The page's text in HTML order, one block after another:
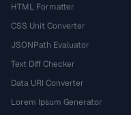
HTML Formatter
CSS Unit Converter
JSONPath Evaluator
Text Diff Checker
Data URI Converter
Lorem Ipsum Generator